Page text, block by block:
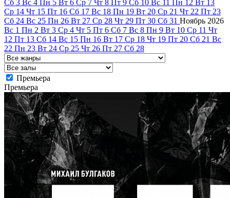
Сб 3 Вс 4 Пн 5 Вт 6 Ср 7 Чт 8 Пт 9 Сб 10 Вс 11 Пн 12 Вт 13
Ср 14 Чт 15 Пт 16 Сб 17 Вс 18 Пн 19 Вт 20 Ср 21 Чт 22 Пт 23
Сб 24 Вс 25 Пн 26 Вт 27 Ср 28 Чт 29 Пт 30 Сб 31 Ноябрь 2026
Вс 1 Пн 2 Вт 3 Ср 4 Чт 5 Пт 6 Сб 7 Вс 8 Пн 9 Вт 10 Ср 11 Чт
12 Пт 13 Сб 14 Вс 15 Пн 16 Вт 17 Ср 18 Чт 19 Пт 20 Сб 21 Вс
22 Пн 23 Вт 24 Ср 25 Чт 26 Пт 27 Сб 28
Премьера
Премьера